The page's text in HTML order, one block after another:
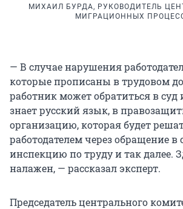
МИХАИЛ БУРДА, РУКОВОДИТЕЛЬ
МИГРАЦИОННЫХ
— В случае нарушения
которые прописаны в трудовом
работник может обратиться в суд
знает русский язык, в
организацию, которая будет
работодателем через обращение в
инспекцию по труду и так далее.
налажен, — рассказал эксперт.
Председатель центрального